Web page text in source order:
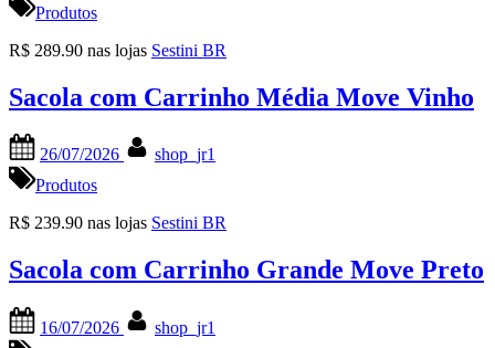
Produtos
R$ 289.90 nas lojas Sestini BR
Sacola com Carrinho Média Move Vinho
on
26/07/2026
shop_jr1
Produtos
R$ 239.90 nas lojas Sestini BR
Sacola com Carrinho Grande Move Preto
on
16/07/2026
shop_jr1